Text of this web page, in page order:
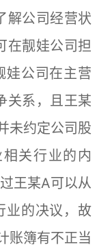
解公司经营状
在靓娃公司担
娃公司在主营
关系，且王某
未约定公司股
关行业的内
王某A可以从
业的决议，故
账簿有不正当